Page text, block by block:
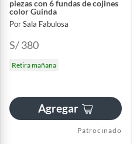
piezas con 6 fundas de cojines
color Guinda
Por Sala Fabulosa
S/ 380
Retira mañana
Agregar
Patrocinado